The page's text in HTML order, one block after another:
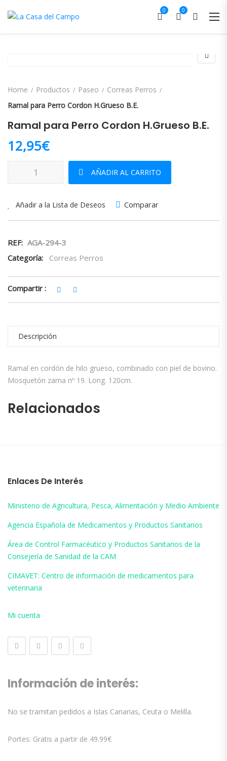
0 0
Home Productos Paseo
Correas Perros
Ramal para Perro Cordon H.Grueso B.E.
Ramal para Perro Cordon H.Grueso B.E.
12,95€
Ramal para Perro Cordon H.Grueso B.E. cantidad
AÑADIR AL CARRITO
Añadir a la Lista de Deseos Comparar
REF: AGA-294-3
Categoría:
Correas Perros
Compartir :
Descripción
Ramal en cordón de hilo grueso, combinado con piel de bovino.
Mosquetón zama nº 19. Long. 120cm.
Relacionados
Enlaces De Interés
Ministerio de Agricultura, Pesca, Alimentación y Medio Ambiente
Agencia Española de Medicamentos y Productos Sanitarios
Área de Control Farmacéutico y Productos Sanitarios de la
Consejería de Sanidad de la CAM
CIMAVET: Centro de información de medicamentos para
veterinaria
Mi cuenta
Información de interés:
No se tramitan pedidos a Islas Canarias, Ceuta o Melilla.
Portes: Gratis a partir de 49.99€